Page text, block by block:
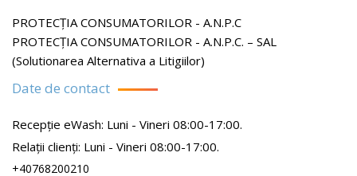
PROTECŢIA CONSUMATORILOR - A.N.P.C
PROTECŢIA CONSUMATORILOR - A.N.P.C. – SAL
(Solutionarea Alternativa a Litigiilor)
Date de contact
Recepție eWash: Luni - Vineri 08:00-17:00.
Relații clienți: Luni - Vineri 08:00-17:00.
+40768200210